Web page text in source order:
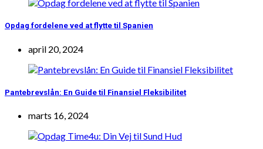
Opdag fordelene ved at flytte til Spanien
april 20, 2024
Pantebrevslån: En Guide til Finansiel Fleksibilitet
marts 16, 2024